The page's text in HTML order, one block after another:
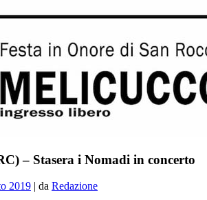
– Stasera i Nomadi in concerto
2019 | da Redazione